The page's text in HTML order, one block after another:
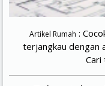
Artikel Rumah :
terjangkau dengan
Cari